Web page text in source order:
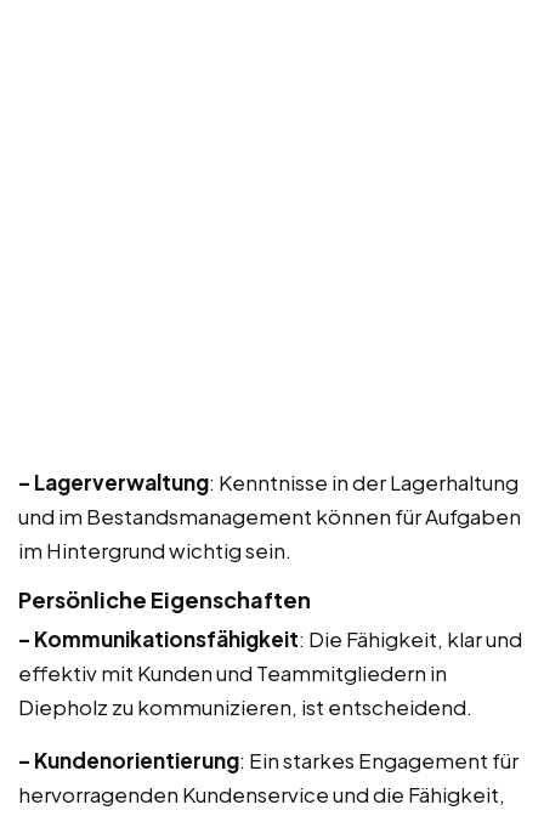
– Lagerverwaltung: Kenntnisse in der Lagerhaltung
und im Bestandsmanagement können für Aufgaben
im Hintergrund wichtig sein.
Persönliche Eigenschaften
– Kommunikationsfähigkeit: Die Fähigkeit, klar und
effektiv mit Kunden und Teammitgliedern in
Diepholz zu kommunizieren, ist entscheidend.
– Kundenorientierung: Ein starkes Engagement für
hervorragenden Kundenservice und die Fähigkeit,